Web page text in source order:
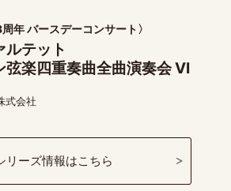
年 バースデーコンサート〉
ルテット
弦楽四重奏曲全曲演奏会 VI
式会社
リーズ情報はこちら